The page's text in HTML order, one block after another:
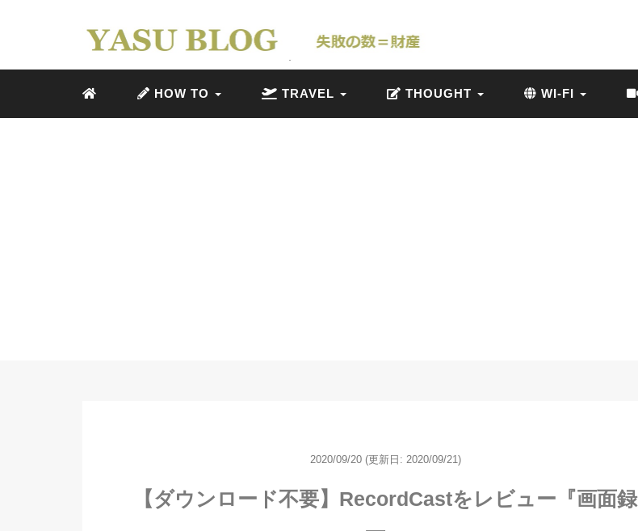
HOW TO TRAVEL THOUGHT WI-FI
2020/09/20 (更新日: 2020/09/21)
【ダウンロード不要】RecordCastをレビュー『画面録